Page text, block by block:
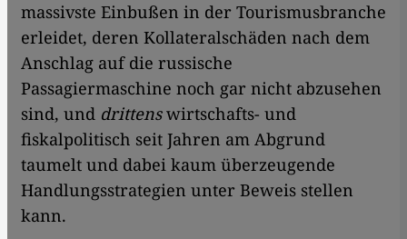
massivste Einbußen in der Tourismusbranche
erleidet, deren Kollateralschäden nach dem
Anschlag auf die russische
Passagiermaschine noch gar nicht abzusehen
sind, und drittenswirtschafts- und
fiskalpolitisch seit Jahren am Abgrund
taumelt und dabei kaum überzeugende
Handlungsstrategien unter Beweis stellen
kann.